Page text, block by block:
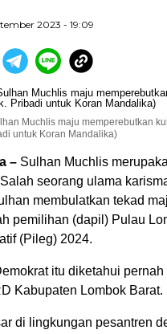
2023 - 19:09
Muchlis maju memperebutkan
untuk Koran Mandalika)
– Sulhan Muchlis
seorang ulama
membulatkan tekad
pemilihan (dapil) Pulau
(Pileg) 2024.
itu diketahui
Kabupaten Lombok Barat.
di lingkungan pesantren